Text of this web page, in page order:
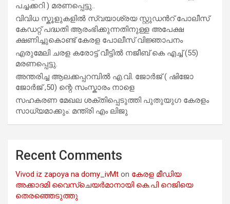
പച്ചക്കറി ) മരണപ്പെട്ടു..
വിവിധ സ്കൂളുകളില്‍ സ്വയാശ്രയ സ്റ്റുഡന്‍റ് പോലീസ്
കേഡറ്റ് പദ്ധതി ആരംഭിക്കുന്നതിനുള്ള അപേക്ഷ
ക്ഷണിച്ചുകൊണ്ട് കേരള പോലീസ് വിജ്ഞാപനം
എരുമേലി ചരള കരോട്ട് വീട്ടിൽ നജീബ് കെ എച്ച് (55)
മരണപ്പെട്ടു.
അന്തരിച്ച ആ​ല​ക്ക​പ്പ​റമ്പിൽ​ എ.​വി. ജോ​ർ​ജ് ( ഷിജോ
ജോർജ് ,50) ന്റെ സംസ്കാരം നാളെ
സഹകരണ മേഖല ശക്തിപ്പെടുത്തി പുതുയുഗ കേരളം
സാധ്യമാക്കും: മന്ത്രി എം ലിജു
Recent Comments
Vivod iz zapoya na domy_ivMt on കേരള മീഡിയ
അക്കാദമി വൈസ്ചെയർമാനായി കെ.പി റെജിയെ
തെരഞ്ഞെടുത്തു